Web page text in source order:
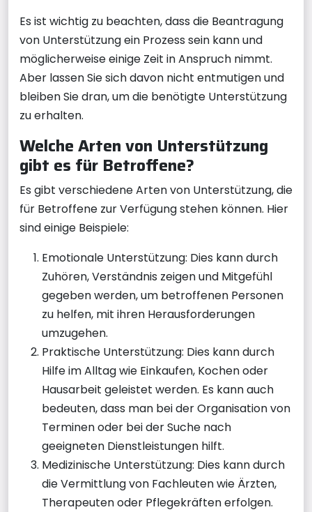
Es ist wichtig zu beachten, dass die Beantragung
von Unterstützung ein Prozess sein kann und
möglicherweise einige Zeit in Anspruch nimmt.
Aber lassen Sie sich davon nicht entmutigen und
bleiben Sie dran, um die benötigte Unterstützung
zu erhalten.
Welche Arten von Unterstützung
gibt es für Betroffene?
Es gibt verschiedene Arten von Unterstützung, die
für Betroffene zur Verfügung stehen können. Hier
sind einige Beispiele:
Emotionale Unterstützung: Dies kann durch
Zuhören, Verständnis zeigen und Mitgefühl
gegeben werden, um betroffenen Personen
zu helfen, mit ihren Herausforderungen
umzugehen.
Praktische Unterstützung: Dies kann durch
Hilfe im Alltag wie Einkaufen, Kochen oder
Hausarbeit geleistet werden. Es kann auch
bedeuten, dass man bei der Organisation von
Terminen oder bei der Suche nach
geeigneten Dienstleistungen hilft.
Medizinische Unterstützung: Dies kann durch
die Vermittlung von Fachleuten wie Ärzten,
Therapeuten oder Pflegekräften erfolgen.